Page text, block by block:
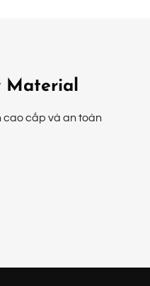
Material
cao cấp và an toàn